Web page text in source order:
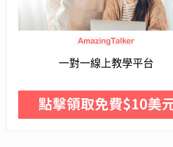
一對一線上教學平台